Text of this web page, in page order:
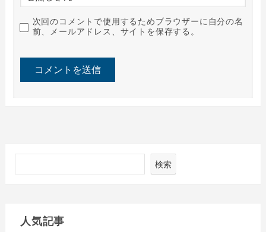
次回のコメントで使用するためブラウザーに自分の名
前、メールアドレス、サイトを保存する。
検索
人気記事